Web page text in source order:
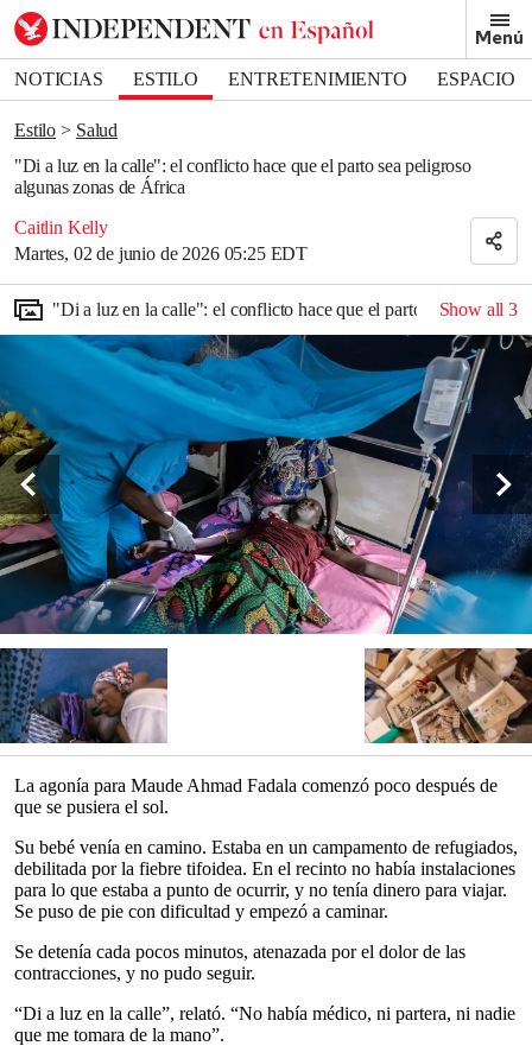
Menú
NOTICIAS ESTILO ENTRETENIMIENTO
ESPACIO
DEPORTES
Estilo
Salud
"Di a luz en la calle": el conflicto hace que el parto sea peligroso
algunas zonas de África
Caitlin Kelly
Martes, 02 de junio de 2026 05:25 EDT
Bookmark popover
Removed from bookmarks
Close popover
"Di a luz en la calle": el conflicto hace que el parto sea peligroso
Show all3
La agonía para Maude Ahmad Fadala comenzó poco después de
que se pusiera el sol.
Su bebé venía en camino. Estaba en un campamento de refugiados,
debilitada por la fiebre tifoidea. En el recinto no había instalaciones
para lo que estaba a punto de ocurrir, y no tenía dinero para viajar.
Se puso de pie con dificultad y empezó a caminar.
Se detenía cada pocos minutos, atenazada por el dolor de las
contracciones, y no pudo seguir.
“Di a luz en la calle”, relató. “No había médico, ni partera, ni nadie
que me tomara de la mano”.